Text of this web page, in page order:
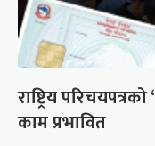
राष्ट्रिय
काम प्रभावित